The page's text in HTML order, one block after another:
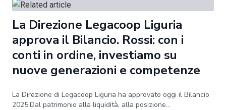
La Direzione Legacoop Liguria
approva il Bilancio. Rossi: con i
conti in ordine, investiamo su
nuove generazioni e competenze
La Direzione di Legacoop Liguria ha approvato oggi il Bilancio
2025.Dal patrimonio alla liquidità, alla posizione...